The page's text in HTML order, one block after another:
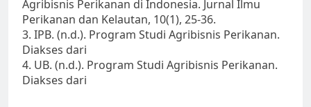
Agribisnis Perikanan di Indonesia. Jurnal Ilmu
Perikanan dan Kelautan, 10(1), 25-36.
3. IPB. (n.d.). Program Studi Agribisnis Perikanan.
Diakses dari
4. UB. (n.d.). Program Studi Agribisnis Perikanan.
Diakses dari